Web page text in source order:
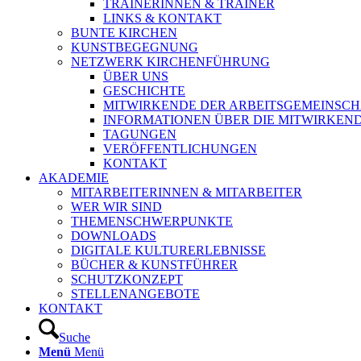
TRAINERINNEN & TRAINER
LINKS & KONTAKT
BUNTE KIRCHEN
KUNSTBEGEGNUNG
NETZWERK KIRCHENFÜHRUNG
ÜBER UNS
GESCHICHTE
MITWIRKENDE DER
INFORMATIONEN ÜBER DIE
TAGUNGEN
VERÖFFENTLICHUNGEN
KONTAKT
AKADEMIE
MITARBEITERINNEN & MITARBEITER
WER WIR SIND
THEMENSCHWERPUNKTE
DOWNLOADS
DIGITALE KULTURERLEBNISSE
BÜCHER & KUNSTFÜHRER
SCHUTZKONZEPT
STELLENANGEBOTE
KONTAKT
Suche
Menü Menü